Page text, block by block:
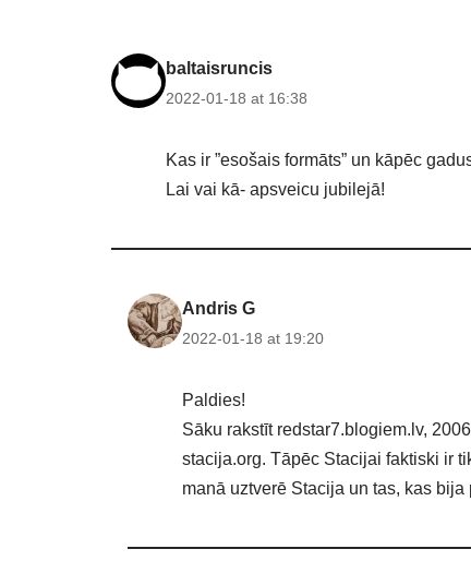
baltaisruncis
2022-01-18 at 16:38
Kas ir ”esošais formāts” un kāpēc
Lai vai kā- apsveicu jubilejā!
Andris G
2022-01-18 at 19:20
Paldies!
Sāku rakstīt redstar7.blogiem.lv,
stacija.org. Tāpēc Stacijai faktiski ir
manā uztverē Stacija un tas, kas